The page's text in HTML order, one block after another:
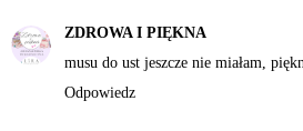
ZDROWA I PIĘKNA
musu do ust jeszcze nie miałam,
Odpowiedz